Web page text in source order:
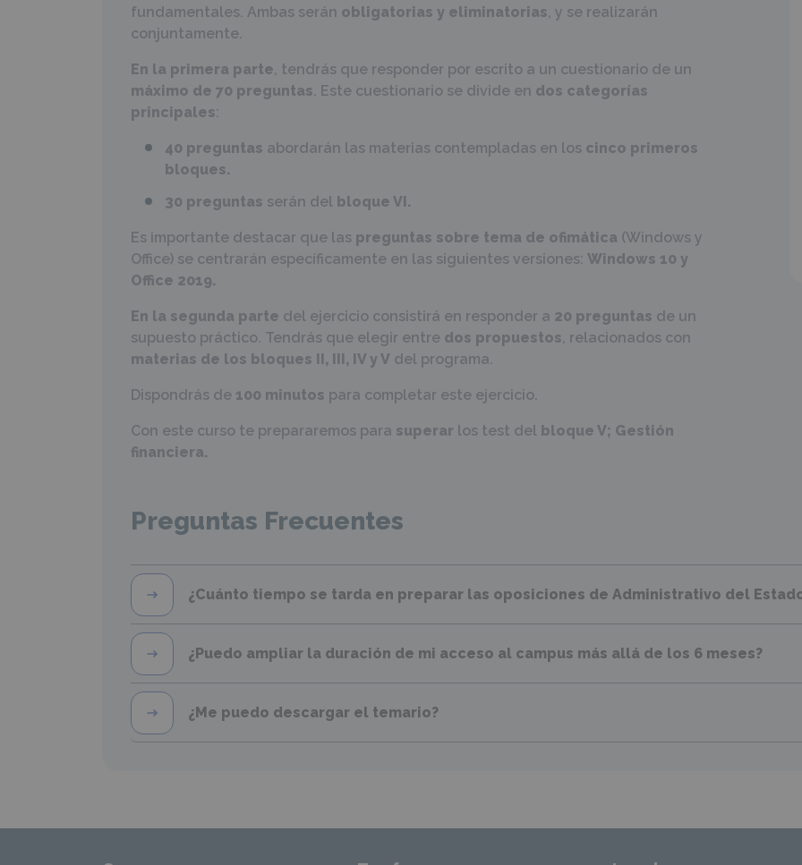
fundamentales. Ambas serán obligatorias y eliminatorias , y se realizarán
conjuntamente.
En la primera parte , tendrás que responder por escrito a un cuestionario de un
máximo de 70 preguntas . Este cuestionario se divide en dos categorías
principales:
40 preguntas abordarán las materias contempladas en los cinco primeros
bloques.
30 preguntas serán del bloque VI.
Es importante destacar que las preguntas sobre tema de ofimática (Windows y
Office) se centrarán específicamente en las siguientes versiones: Windows 10 y
Office 2019.
En la segunda parte del ejercicio consistirá en responder a 20 preguntas de un
supuesto práctico. Tendrás que elegir entre dos propuestos, relacionados con
materias de los bloques II, III, IV y V del programa.
Dispondrás de 100 minutos para completar este ejercicio.
Con este curso te prepararemos para superar los test del bloque V; Gestión
financiera.
Preguntas Frecuentes
¿Cuánto tiempo se tarda en preparar las oposiciones de Administrativo del
¿Puedo ampliar la duración de mi acceso al campus más allá de los 6 meses?
¿Me puedo descargar el temario?